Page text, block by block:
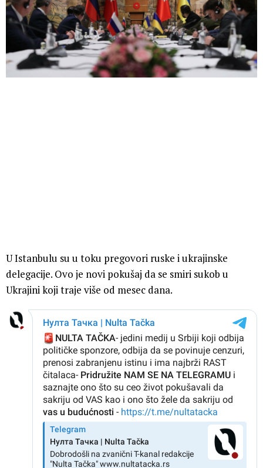
U Istanbulu su u toku pregovori ruske i ukrajinske
delegacije. Ovo je novi pokušaj da se smiri sukob u
Ukrajini koji traje više od mesec dana.